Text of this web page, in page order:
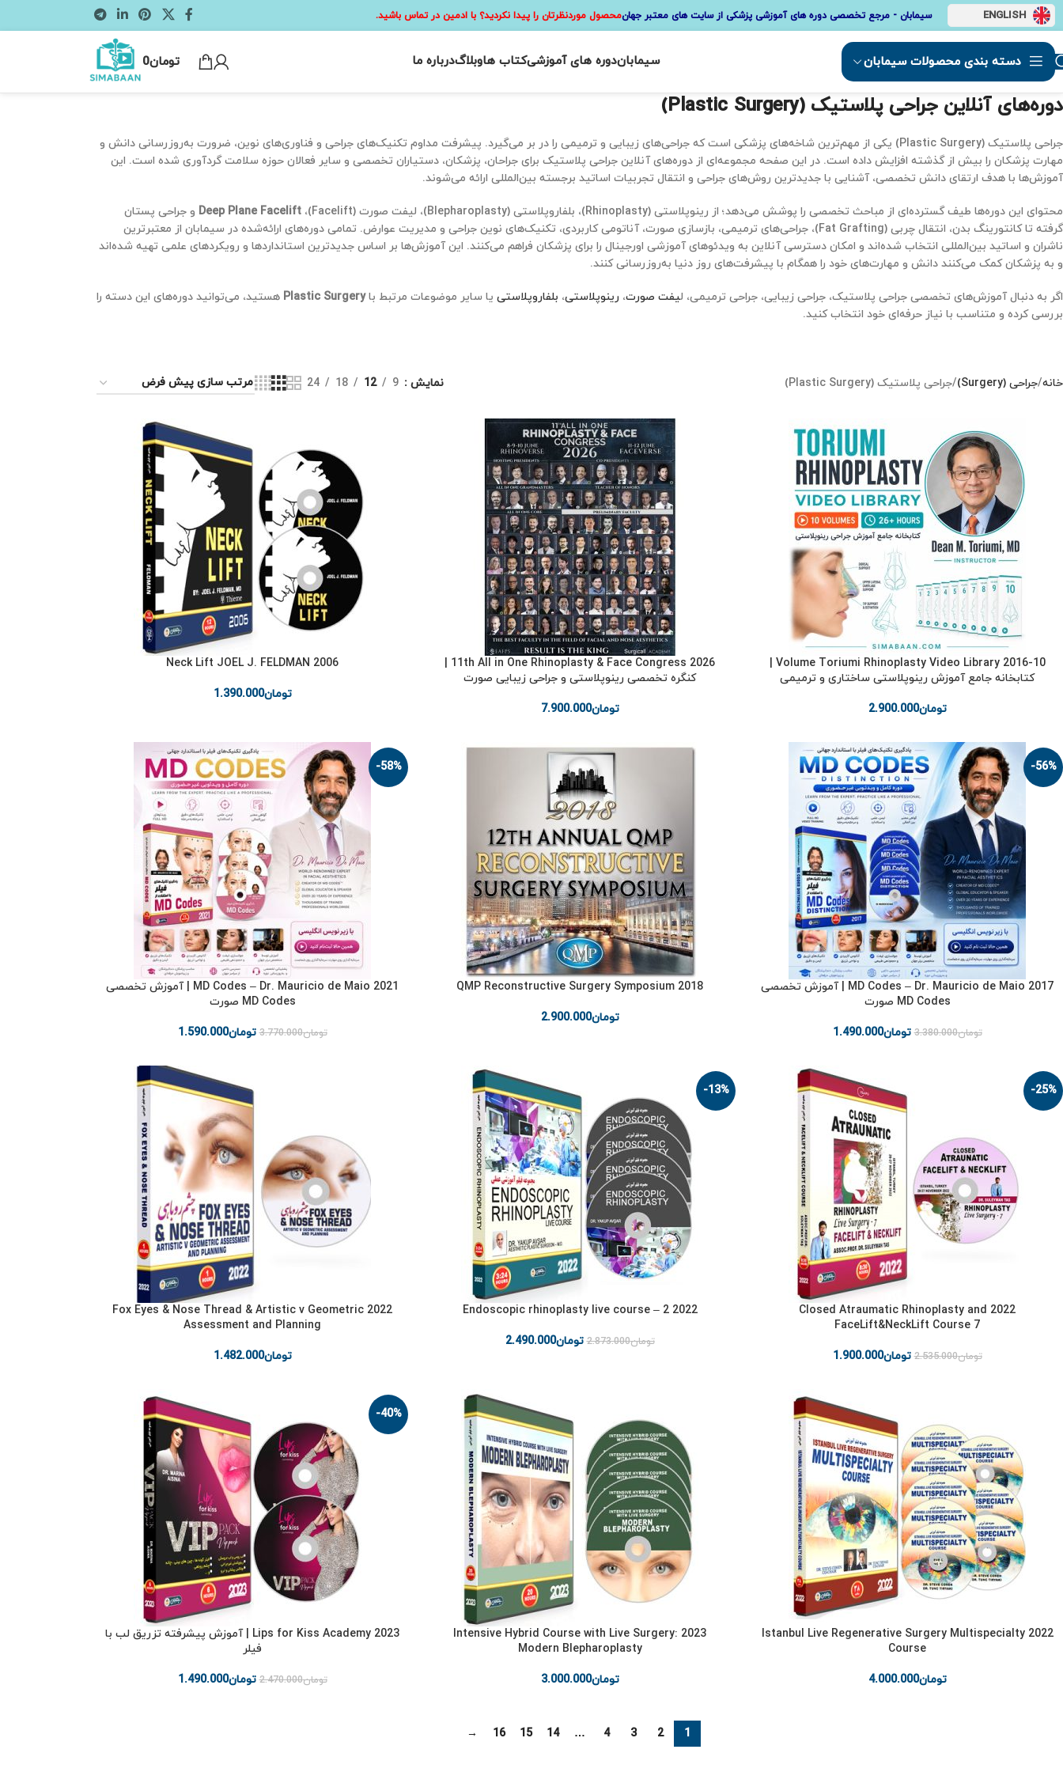
ENGLISH سیمابان - مرجع تخصصی دوره های آموزشی پزشکی از سایت های معتبر جهانمحصول موردنظرتان را پیدا نکردید؟ با ادمین در تماس باشید.
دسته بندی محصولات سیمابان سیماباندوره های آموزشیکتاب هاوبلاگدرباره ما تومان0
دوره‌های آنلاین جراحی پلاستیک (Plastic Surgery)
جراحی پلاستیک (Plastic Surgery) یکی از مهم‌ترین شاخه‌های پزشکی است که جراحی‌های زیبایی و ترمیمی را در بر می‌گیرد. پیشرفت مداوم تکنیک‌های جراحی و فناوری‌های نوین، ضرورت به‌روزرسانی دانش و
مهارت پزشکان را بیش از گذشته افزایش داده است. در این صفحه مجموعه‌ای از دوره‌های آنلاین جراحی پلاستیک برای جراحان، پزشکان، دستیاران تخصصی و سایر فعالان حوزه سلامت گردآوری شده است. این
آموزش‌ها با هدف ارتقای دانش تخصصی، آشنایی با جدیدترین روش‌های جراحی و انتقال تجربیات اساتید برجسته بین‌المللی ارائه می‌شوند.
محتوای این دوره‌ها طیف گسترده‌ای از مباحث تخصصی را پوشش می‌دهد؛ از رینوپلاستی (Rhinoplasty)، بلفاروپلاستی (Blepharoplasty)، لیفت صورت (Facelift)، Deep Plane Facelift و جراحی پستان
گرفته تا کانتورینگ بدن، انتقال چربی (Fat Grafting)، جراحی‌های ترمیمی، بازسازی صورت، آناتومی کاربردی، تکنیک‌های نوین جراحی و مدیریت عوارض. تمامی دوره‌های ارائه‌شده در سیمابان از معتبرترین
ناشران و اساتید بین‌المللی انتخاب شده‌اند و امکان دسترسی آنلاین به ویدئوهای آموزشی اورجینال را برای پزشکان فراهم می‌کنند. این آموزش‌ها بر اساس جدیدترین استانداردها و رویکردهای علمی تهیه شده‌اند
و به پزشکان کمک می‌کنند دانش و مهارت‌های خود را همگام با پیشرفت‌های روز دنیا به‌روزرسانی کنند.
اگر به دنبال آموزش‌های تخصصی جراحی پلاستیک، جراحی زیبایی، جراحی ترمیمی، لیفت صورت، رینوپلاستی، بلفاروپلاستی یا سایر موضوعات مرتبط باPlastic Surgery هستید، می‌توانید دوره‌های این دسته را
بررسی کرده و متناسب با نیاز حرفه‌ای خود انتخاب کنید.
خانه جراحی (Surgery) جراحی پلاستیک (Plastic Surgery) نمایش 9
12
18
24
کتابخانه جامع آموزش رینوپلاستی ساختاری و ترمیمی
تومان2.900.000
کنگره تخصصی رینوپلاستی و جراحی زیبایی صورت
تومان7.900.000
2006 Neck Lift JOEL J. FELDMAN
تومان1.390.000
-56%
2017 MD Codes – Dr. Mauricio de Maio | آموزش تخصصی
MD Codes صورت
تومان3.380.000 تومان1.490.000
2018 QMP Reconstructive Surgery Symposium
تومان2.900.000
-58%
2021 MD Codes – Dr. Mauricio de Maio | آموزش تخصصی
MD Codes صورت
تومان3.770.000 تومان1.590.000
-25%
2022 Closed Atraumatic Rhinoplasty and
FaceLift&NeckLift Course 7
تومان2.535.000 تومان1.900.000
-13%
2022 Endoscopic rhinoplasty live course – 2
تومان2.873.000 تومان2.490.000
2022 Fox Eyes & Nose Thread & Artistic v Geometric
Assessment and Planning
تومان1.482.000
2022 Istanbul Live Regenerative Surgery Multispecialty
Course
تومان4.000.000
2023 Intensive Hybrid Course with Live Surgery:
Modern Blepharoplasty
تومان3.000.000
-40%
2023 Lips for Kiss Academy | آموزش پیشرفته تزریق لب با
فیلر
تومان2.470.000 تومان1.490.000
1
2
3
4
…
14
15
16
→